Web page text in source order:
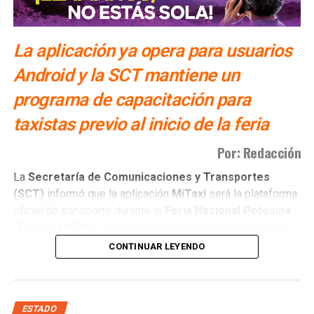
Renuevan Consejo Municipal de Protección Civil en
Pozos
La aplicación ya opera para usuarios
Android y la SCT mantiene un
programa de capacitación para
taxistas previo al inicio de la feria
Por: Redacción
La Secretaría de Comunicaciones y Transportes
(SCT) informó que la aplicación MiTaxi será la plataforma
usuarios con dispositivosAndroid.
consolidación y que actualmente se desarrolla una etapa
CONTINUAR LEYENDO
ESTADO